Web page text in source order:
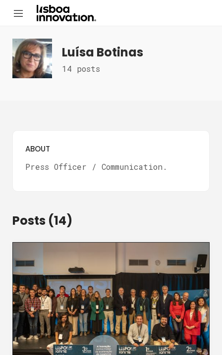
Luísa Botinas
14 posts
Posts (14)
ABOUT
Press Officer / Communication.